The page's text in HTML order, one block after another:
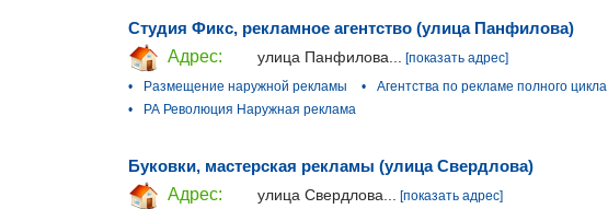
Студия Фикс, рекламное агентство (улица Панфилова)
Адрес:
улица Панфилова...
[показать адрес]
•
Размещение наружной рекламы • Агентства по рекламе полного цикла
•
РА Революция Наружная реклама
Буковки, мастерская рекламы (улица Свердлова)
Адрес:
улица Свердлова...
[показать адрес]